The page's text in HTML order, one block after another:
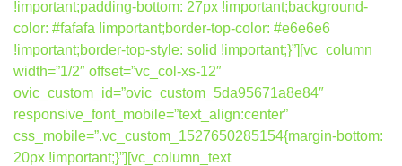
!important;padding-bottom: 27px !important;background-
color: #fafafa !important;border-top-color: #e6e6e6
!important;border-top-style: solid !important;}”][vc_column
width=”1/2″ offset=”vc_col-xs-12″
ovic_custom_id=”ovic_custom_5da95671a8e84″
responsive_font_mobile=”text_align:center”
css_mobile=”.vc_custom_1527650285154{margin-bottom:
20px !important;}”][vc_column_text